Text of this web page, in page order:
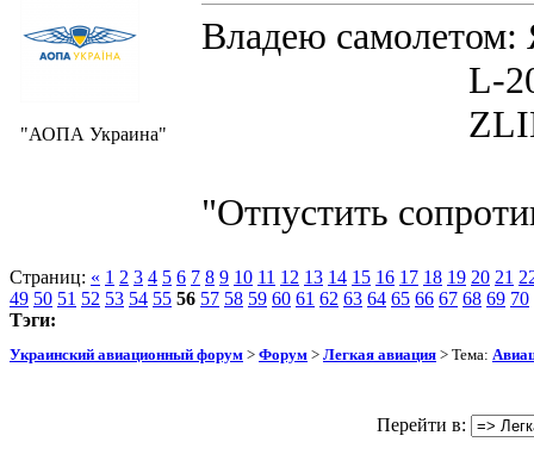
"АОПА Украина"
Владею
L-200D
ZLIN 526
"Отпустить
Страниц: « 1 2 3 4 5 6 7 8 9 10 11 12 13 14 15 16 17 18 19 20 21
49 50 51 52 53 54 55 56 57 58 59 60 61 62 63 64 65 66 67 68 69 70
Тэги:
Украинский авиационный форум > Форум > Легкая авиация > Тема:
Перейти в: